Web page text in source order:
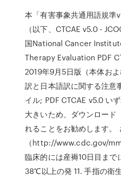
本「有害事象共通用語規準
（以下、CTCAE v5.0 -
国National Cancer
Therapy Evaluation PDF
2019年9月5日版（本体お
訳と日本語訳に関する注意
イル; PDF CTCAE v5.0 い
大きいため、ダウンロード
れることをお勧めします。
（http://www.cdc.gov/
臨床的には産褥10日目まで
38℃以上の発 11. 手指の衛